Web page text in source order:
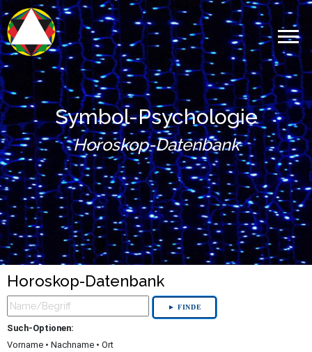
Symbol-Psychologie
Horoskop-Datenbank
Horoskop-Datenbank
Such-Optionen:
Vorname • Nachname • Ort